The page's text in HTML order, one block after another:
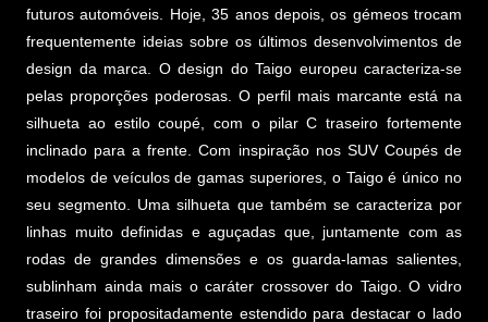
futuros automóveis. Hoje, 35 anos depois, os gémeos trocam
frequentemente ideias sobre os últimos desenvolvimentos de
design da marca. O design do Taigo europeu caracteriza-se
pelas proporções poderosas. O perfil mais marcante está na
silhueta ao estilo coupé, com o pilar C traseiro fortemente
inclinado para a frente. Com inspiração nos SUV Coupés de
modelos de veículos de gamas superiores, o Taigo é único no
seu segmento. Uma silhueta que também se caracteriza por
linhas muito definidas e aguçadas que, juntamente com as
rodas de grandes dimensões e os guarda-lamas salientes,
sublinham ainda mais o caráter crossover do Taigo. O vidro
traseiro foi propositadamente estendido para destacar o lado